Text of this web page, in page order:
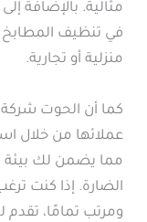
مثالية. بالإضافة
في تنظيف المطابخ
منزلية أو تجارية.
كما أن الحوت
عملائها من خلال
مما يضمن لك بيئة
الضارة. إذا كنت
ومرتب تمامًا، تقدم